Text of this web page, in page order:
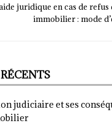
juridique en cas de refus
immobilier : mode
judiciaire et ses